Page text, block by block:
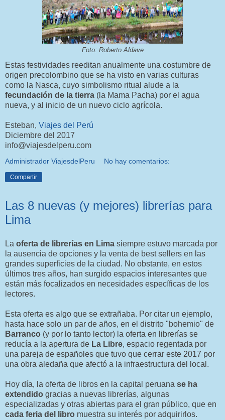
Foto: Roberto Aldave
Estas festividades reeditan anualmente una costumbre de
origen precolombino que se ha visto en varias culturas
como la Nasca, cuyo simbolismo ritual alude a la
fecundación de la tierra (la Mama Pacha) por el agua
nueva, y al inicio de un nuevo ciclo agrícola.
Esteban, Viajes del Perú
Diciembre del 2017
info@viajesdelperu.com
Administrador ViajesdelPeru No hay comentarios:
Compartir
Las 8 nuevas (y mejores) librerías para
Lima
La oferta de librerías en Lima siempre estuvo marcada por
la ausencia de opciones y la venta de best sellers en las
grandes superficies de la ciudad. No obstante, en estos
últimos tres años, han surgido espacios interesantes que
están más focalizados en necesidades específicas de los
lectores.
Esta oferta es algo que se extrañaba. Por citar un ejemplo,
hasta hace solo un par de años, en el distrito "bohemio" de
Barranco (y por lo tanto lector) la oferta en librerías se
reducía a la apertura de La Libre, espacio regentada por
una pareja de españoles que tuvo que cerrar este 2017 por
una obra aledaña que afectó a la infraestructura del local.
Hoy día, la oferta de libros en la capital peruana se ha
extendido gracias a nuevas librerías, algunas
especializadas y otras abiertas para el gran público, que en
cada feria del libro muestra su interés por adquirirlos.